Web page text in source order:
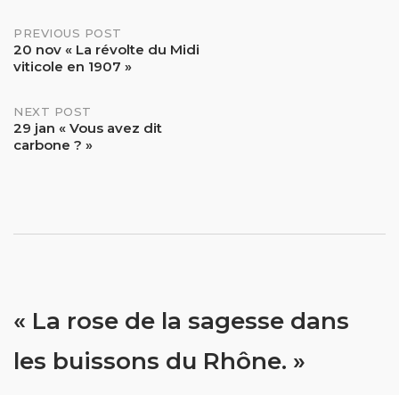
Post
navigation
PREVIOUS POST
20 nov « La révolte du Midi
viticole en 1907 »
NEXT POST
29 jan « Vous avez dit
carbone ? »
« La rose de la sagesse dans
les buissons du Rhône. »